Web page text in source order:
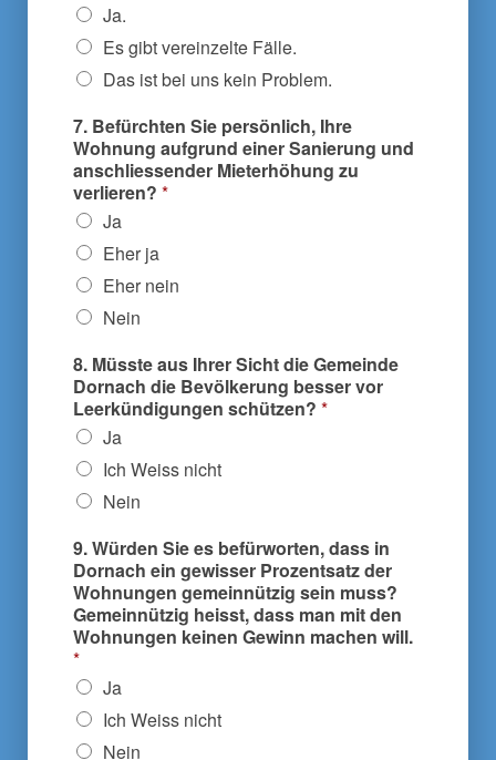
Ja.
Es gibt vereinzelte Fälle.
Das ist bei uns kein Problem.
7. Befürchten Sie persönlich, Ihre
Wohnung aufgrund einer Sanierung und
anschliessender Mieterhöhung zu
verlieren? *
Ja
Eher ja
Eher nein
Nein
8. Müsste aus Ihrer Sicht die Gemeinde
Dornach die Bevölkerung besser vor
Leerkündigungen schützen? *
Ja
Ich Weiss nicht
Nein
9. Würden Sie es befürworten, dass in
Dornach ein gewisser Prozentsatz der
Wohnungen gemeinnützig sein muss?
Gemeinnützig heisst, dass man mit den
Wohnungen keinen Gewinn machen will.
*
Ja
Ich Weiss nicht
Nein